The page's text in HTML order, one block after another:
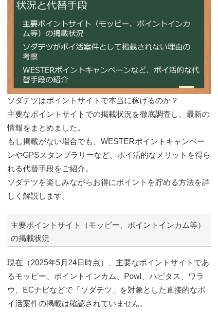
ソダテツはポイントサイトで本当に稼げるのか？
主要なポイントサイトでの掲載状況を徹底調査し、最新の
情報をまとめました。
もし掲載がない場合でも、WESTERポイントキャンペー
ンやGPSスタンプラリーなど、ポイ活的なメリットを得ら
れる代替手段をご紹介。
ソダテツを楽しみながらお得にポイントを貯める方法を詳
しく解説します。
主要ポイントサイト（モッピー、ポイントインカム等）
の掲載状況
現在（2025年5月24日時点）、主要なポイントサイトであ
るモッピー、ポイントインカム、Powl、ハピタス、ワラ
ウ、ECナビなどで「ソダテツ」を対象とした直接的なポ
イ活案件の掲載は確認されていません。